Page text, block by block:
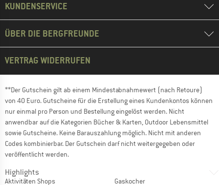
KUNDENSERVICE
ÜBER DIE BERGFREUNDE
VERTRAG WIDERRUFEN
**Der Gutschein gilt ab einem Mindestabnahmewert (nach Retoure)
von 40 Euro. Gutscheine für die Erstellung eines Kundenkontos können
nur einmal pro Person und Bestellung eingelöst werden. Nicht
anwendbar auf die Kategorien Bücher & Karten, Outdoor Lebensmittel
sowie Gutscheine. Keine Barauszahlung möglich. Nicht mit anderen
Codes kombinierbar. Der Gutschein darf nicht weitergegeben oder
veröffentlicht werden.
Highlights
Aktivitäten Shops
Gaskocher